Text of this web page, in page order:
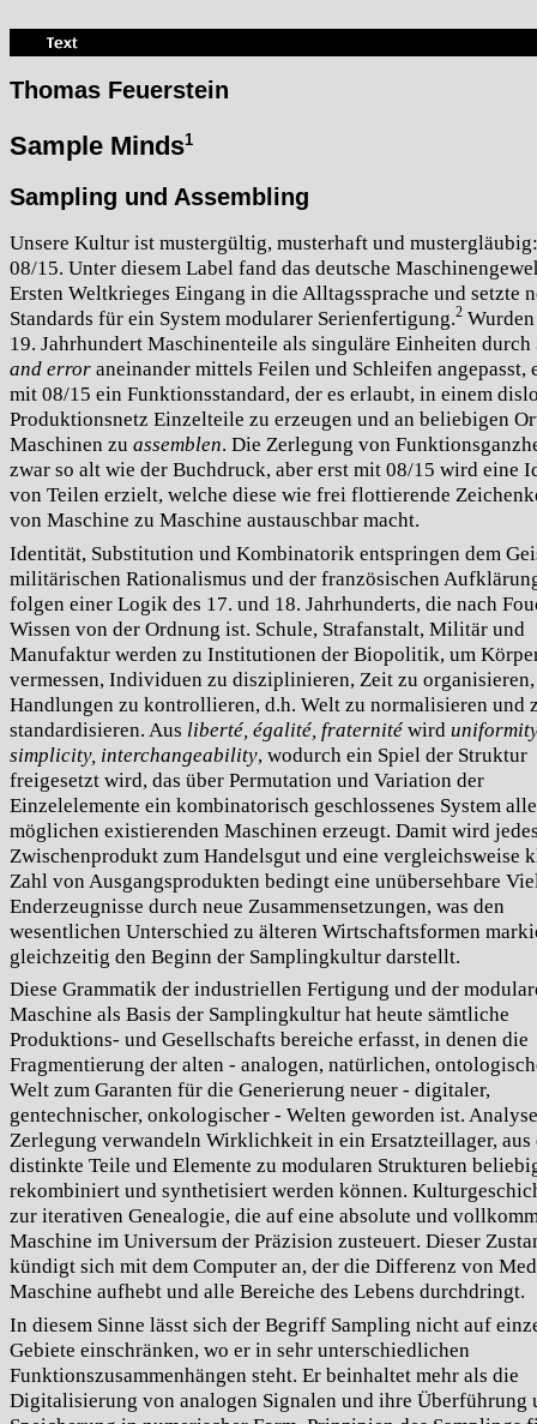
Thomas Feuerstein
Sample Minds1
Sampling und Assembling
Unsere Kultur ist mustergültig, musterhaft und
08/15. Unter diesem Label fand das deutsche
Ersten Weltkrieges Eingang in die Alltagssprache und setzte
Standards für ein System modularer Serienfertigung.2
19. Jahrhundert Maschinenteile als singuläre Einheiten durch
and error aneinander mittels Feilen und Schleifen angepasst,
mit 08/15 ein Funktionsstandard, der es erlaubt, in einem
Produktionsnetz Einzelteile zu erzeugen und an beliebigen
Maschinen zu assemblen. Die Zerlegung von
zwar so alt wie der Buchdruck, aber erst mit 08/15 wird eine
von Teilen erzielt, welche diese wie frei flottierende
von Maschine zu Maschine austauschbar macht.
Identität, Substitution und Kombinatorik entspringen dem
militärischen Rationalismus und der französischen
folgen einer Logik des 17. und 18. Jahrhunderts, die nach
Wissen von der Ordnung ist. Schule, Strafanstalt, Militär und
Manufaktur werden zu Institutionen der Biopolitik, um
vermessen, Individuen zu disziplinieren, Zeit zu organisieren,
Handlungen zu kontrollieren, d.h. Welt zu normalisieren und
standardisieren. Aus liberté, égalité, fraternité wird
simplicity, interchangeability, wodurch ein Spiel der Struktur
freigesetzt wird, das über Permutation und Variation der
Einzelelemente ein kombinatorisch geschlossenes System
möglichen existierenden Maschinen erzeugt. Damit wird
Zwischenprodukt zum Handelsgut und eine vergleichsweise
Zahl von Ausgangsprodukten bedingt eine unübersehbare
Enderzeugnisse durch neue Zusammensetzungen, was den
wesentlichen Unterschied zu älteren Wirtschaftsformen
gleichzeitig den Beginn der Samplingkultur darstellt.
Diese Grammatik der industriellen Fertigung und der
Maschine als Basis der Samplingkultur hat heute sämtliche
Produktions- und Gesellschafts bereiche erfasst, in denen die
Fragmentierung der alten - analogen, natürlichen,
Welt zum Garanten für die Generierung neuer - digitaler,
gentechnischer, onkologischer - Welten geworden ist.
Zerlegung verwandeln Wirklichkeit in ein Ersatzteillager, aus
distinkte Teile und Elemente zu modularen Strukturen
rekombiniert und synthetisiert werden können.
zur iterativen Genealogie, die auf eine absolute und
Maschine im Universum der Präzision zusteuert. Dieser
kündigt sich mit dem Computer an, der die Differenz von
Maschine aufhebt und alle Bereiche des Lebens durchdringt.
In diesem Sinne lässt sich der Begriff Sampling nicht auf
Gebiete einschränken, wo er in sehr unterschiedlichen
Funktionszusammenhängen steht. Er beinhaltet mehr als die
Digitalisierung von analogen Signalen und ihre Überführung